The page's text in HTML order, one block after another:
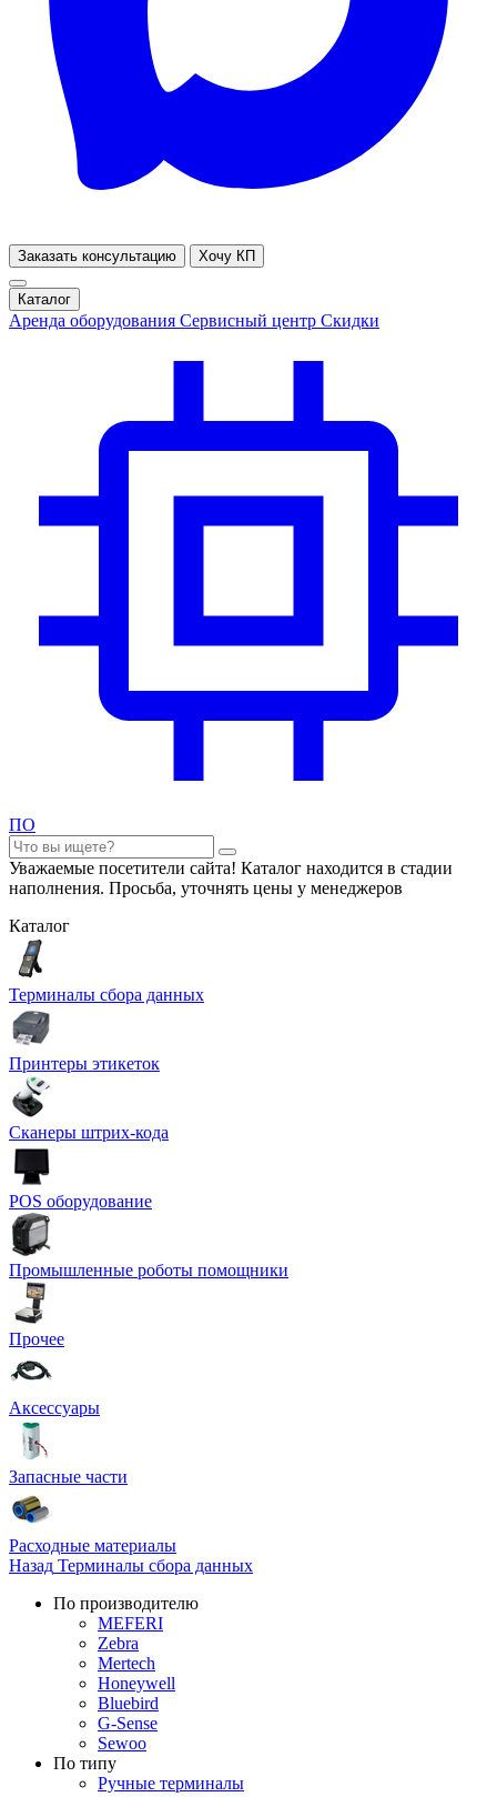
Заказать консультацию Хочу КП
Каталог
Аренда оборудования Сервисный центр Скидки
ПО
Уважаемые посетители сайта! Каталог находится в стадии
наполнения. Просьба, уточнять цены у менеджеров
Каталог
Терминалы сбора данных
Принтеры этикеток
Сканеры штрих-кода
POS оборудование
Промышленные роботы помощники
Прочее
Аксессуары
Запасные части
Расходные материалы
Назад Терминалы сбора данных
По производителю
MEFERI
Zebra
Mertech
Honeywell
Bluebird
G-Sense
Sewoo
По типу
Ручные терминалы